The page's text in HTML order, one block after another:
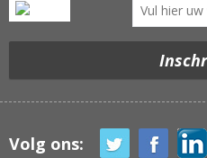
Volg ons: